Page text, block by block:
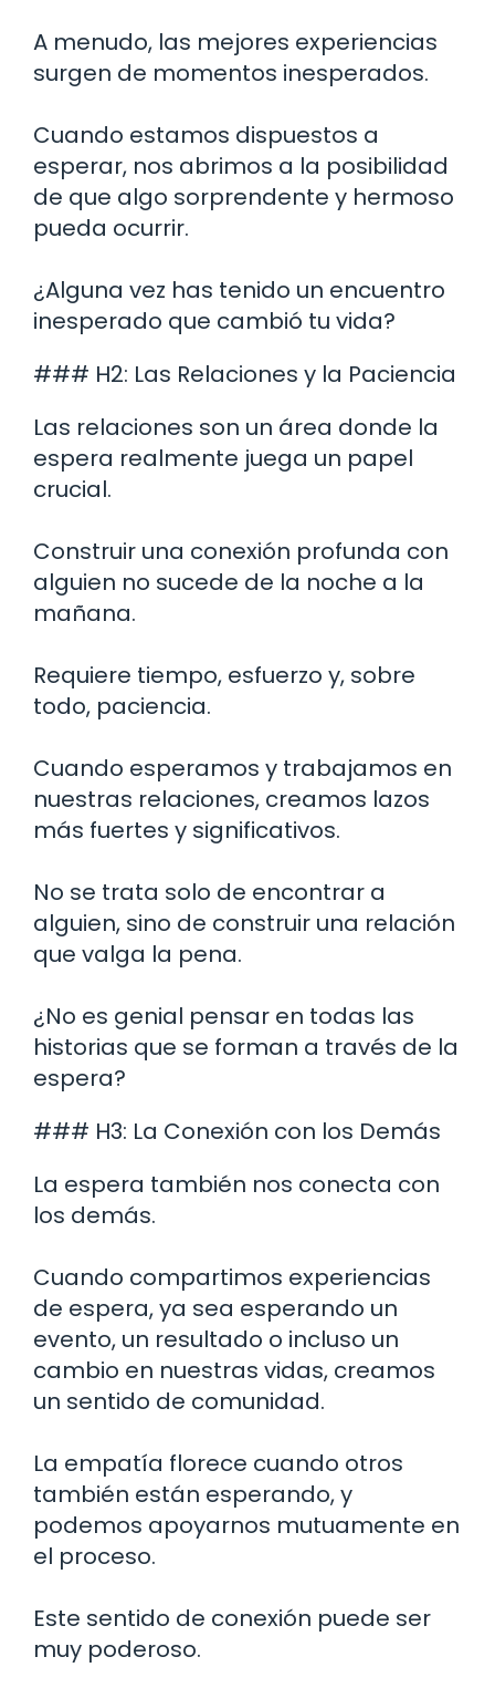
A menudo, las mejores experiencias
surgen de momentos inesperados.
Cuando estamos dispuestos a
esperar, nos abrimos a la posibilidad
de que algo sorprendente y hermoso
pueda ocurrir.
¿Alguna vez has tenido un encuentro
inesperado que cambió tu vida?
### H2: Las Relaciones y la Paciencia
Las relaciones son un área donde la
espera realmente juega un papel
crucial.
Construir una conexión profunda con
alguien no sucede de la noche a la
mañana.
Requiere tiempo, esfuerzo y, sobre
todo, paciencia.
Cuando esperamos y trabajamos en
nuestras relaciones, creamos lazos
más fuertes y significativos.
No se trata solo de encontrar a
alguien, sino de construir una relación
que valga la pena.
¿No es genial pensar en todas las
historias que se forman a través de la
espera?
### H3: La Conexión con los Demás
La espera también nos conecta con
los demás.
Cuando compartimos experiencias
de espera, ya sea esperando un
evento, un resultado o incluso un
cambio en nuestras vidas, creamos
un sentido de comunidad.
La empatía florece cuando otros
también están esperando, y
podemos apoyarnos mutuamente en
el proceso.
Este sentido de conexión puede ser
muy poderoso.